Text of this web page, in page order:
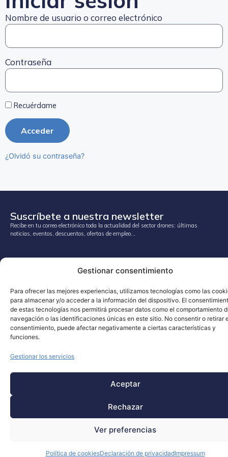
Gestionar consentimiento
Para ofrecer las mejores experiencias, utilizamos tecnologías como las
para almacenar y/o acceder a la información del dispositivo. El
de estas tecnologías nos permitirá procesar datos como el comportamiento
navegación o las identificaciones únicas en este sitio. No consentir o retirar
consentimiento, puede afectar negativamente a ciertas características y
funciones.
Gestionar los servicios
Aceptar
Rechazar
Ver preferencias
Política de cookiesDeclaración de privacidadImpressum
Nombre de usuario o correo electrónico
Contraseña
Recuérdame
Acceder
¿Olvidó su contraseña?
Suscríbete a nuestra newsletter
Recibe en tu correo electrónico toda la actualidad del sector drones: últimas
noticias, eventos, descuentos, ofertas de empleo…
(+34) 900 431 031
info@cursodedrones.es
FORMACIÓN
Formación oficial
Formación técnica profesional
Formación universitaria
SOBRE NOSOTROS
Ubicaciones
Agenda
Contacto
ENTIDAD FORMADORA REGISTRADA
POLÍTICA DE PRIVACIDAD